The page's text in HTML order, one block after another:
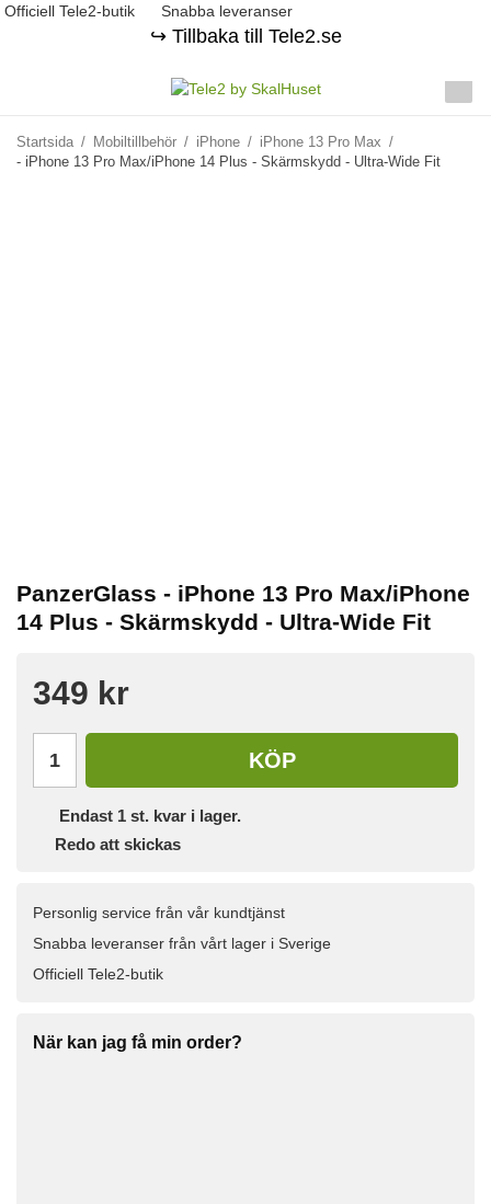
Officiell Tele2-butik Snabba leveranser
↪️ Tillbaka till Tele2.se
Startsida / Mobiltillbehör / iPhone / iPhone 13 Pro Max /
- iPhone 13 Pro Max/iPhone 14 Plus - Skärmskydd - Ultra-Wide Fit
PanzerGlass - iPhone 13 Pro Max/iPhone
14 Plus - Skärmskydd - Ultra-Wide Fit
349 kr
KÖP
Endast 1 st. kvar i lager.
Redo att skickas
Personlig service från vår kundtjänst
Snabba leveranser från vårt lager i Sverige
Officiell Tele2-butik
När kan jag få min order?